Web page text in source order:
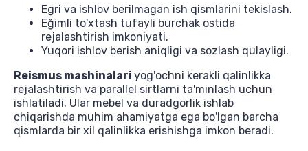
Egri va ishlov berilmagan ish qismlarini tekislash.
Eğimli to'xtash tufayli burchak ostida
rejalashtirish imkoniyati.
Yuqori ishlov berish aniqligi va sozlash qulayligi.
Reismus mashinalari yog'ochni kerakli qalinlikka
rejalashtirish va parallel sirtlarni ta'minlash uchun
ishlatiladi. Ular mebel va duradgorlik ishlab
chiqarishda muhim ahamiyatga ega bo'lgan barcha
qismlarda bir xil qalinlikka erishishga imkon beradi.